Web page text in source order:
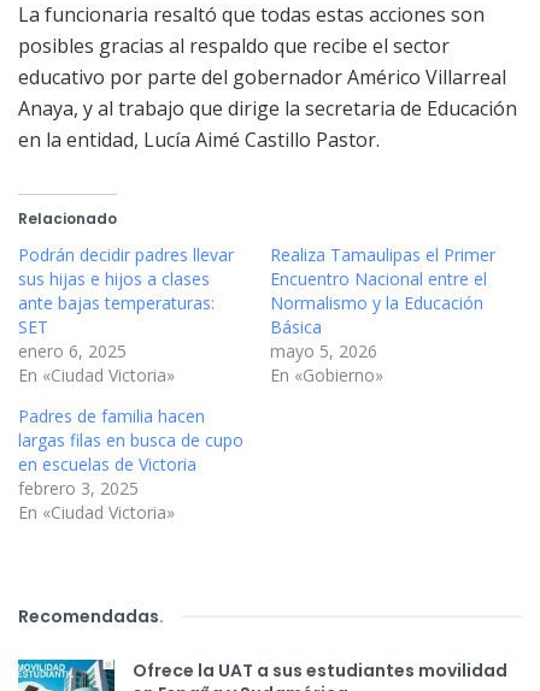
La funcionaria resaltó que todas estas acciones son
posibles gracias al respaldo que recibe el sector
educativo por parte del gobernador Américo Villarreal
Anaya, y al trabajo que dirige la secretaria de Educación
en la entidad, Lucía Aimé Castillo Pastor.
Relacionado
Podrán decidir padres llevar
sus hijas e hijos a clases
ante bajas temperaturas:
SET
enero 6, 2025
En «Ciudad Victoria»
Realiza Tamaulipas el Primer
Encuentro Nacional entre el
Normalismo y la Educación
Básica
mayo 5, 2026
En «Gobierno»
Padres de familia hacen
largas filas en busca de cupo
en escuelas de Victoria
febrero 3, 2025
En «Ciudad Victoria»
Recomendadas.
Ofrece la UAT a sus estudiantes movilidad